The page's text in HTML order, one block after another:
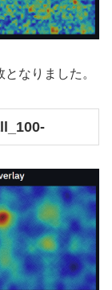
なりました。